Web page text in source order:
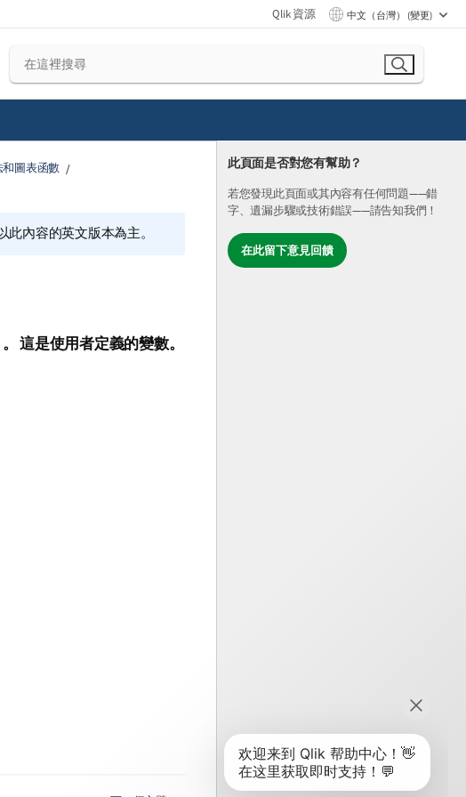
Qlik 資源 中文（台灣） (變更)
此頁面是否對您有幫助？
若您發現此頁面或其內容有任何問題——錯
字、遺漏步驟或技術錯誤——請告知我們！
在此留下意見回饋
圖表函數
內容的英文版本為主。
這是使用者定義的變數。